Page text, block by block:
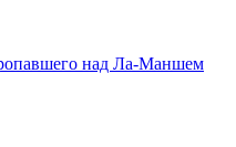
над Ла-Маншем